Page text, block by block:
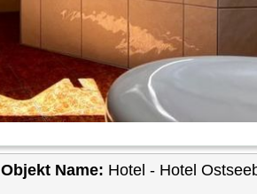
Objekt Name: Hotel - Hotel